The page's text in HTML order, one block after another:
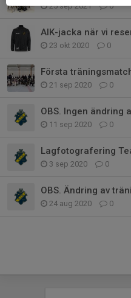
25 sep 2021 0
AIK-jacka när vi
23 okt 2020 0
Första
21 sep 2020 0
OBS. Ingen ändring
11 sep 2020 0
Lagfotografering
3 sep 2020 0
OBS. Ändring av
24 aug 2020 0